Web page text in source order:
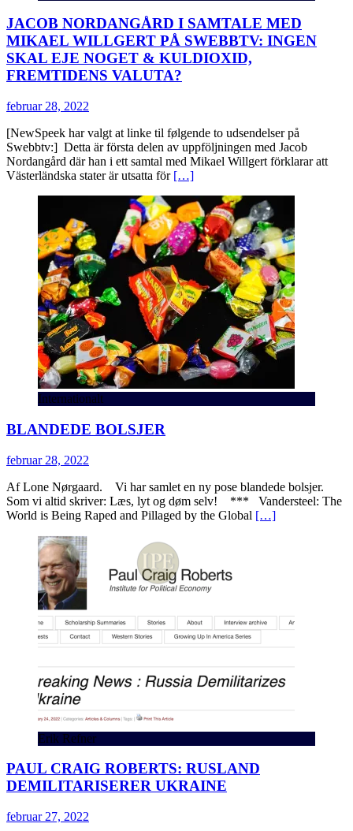
JACOB NORDANGÅRD I SAMTALE MED
MIKAEL WILLGERT PÅ SWEBBTV: INGEN
SKAL EJE NOGET & KULDIOXID,
FREMTIDENS VALUTA?
februar 28, 2022
[NewSpeek har valgt at linke til følgende to udsendelser på
Swebbtv:] Detta är första delen av uppföljningen med Jacob
Nordangård där han i ett samtal med Mikael Willgert förklarar att
Västerländska stater är utsatta för […]
Internationalt
BLANDEDE BOLSJER
februar 28, 2022
Af Lone Nørgaard. Vi har samlet en ny pose blandede bolsjer.
Som vi altid skriver: Læs, lyt og døm selv! *** Vandersteel: The
World is Being Raped and Pillaged by the Global […]
Erik Refner
PAUL CRAIG ROBERTS: RUSLAND
DEMILITARISERER UKRAINE
februar 27, 2022